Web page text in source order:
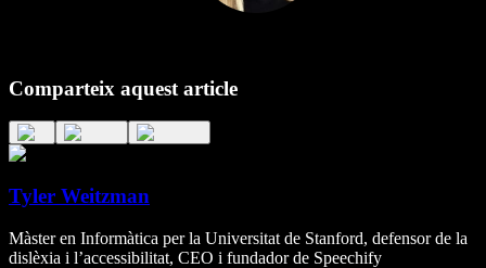
Comparteix aquest article
Tyler Weitzman
Màster en Informàtica per la Universitat de Stanford, defensor de la
dislèxia i l’accessibilitat, CEO i fundador de Speechify